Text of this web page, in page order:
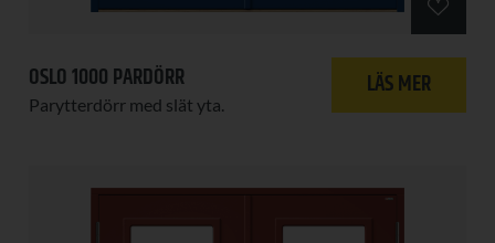
OSLO 1000 PARDÖRR
Parytterdörr med slät yta.
LÄS MER